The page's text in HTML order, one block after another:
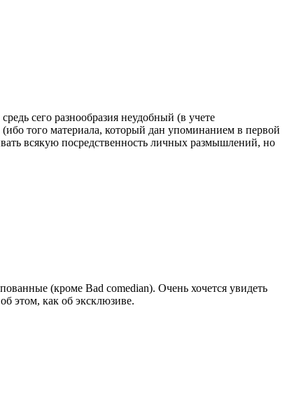
сего разнообразия неудобный (в учете
того материала, который дан упоминанием в первой
всякую посредственность личных размышлений, но
(кроме Bad comedian). Очень хочется увидеть
этом, как об эксклюзиве.